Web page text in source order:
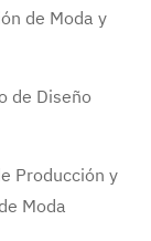
de Moda y
de Diseño
Producción y
Moda